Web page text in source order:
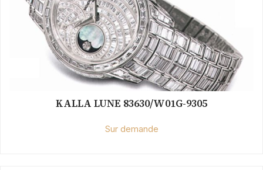
KALLA LUNE 83630/W01G-9305
Sur demande